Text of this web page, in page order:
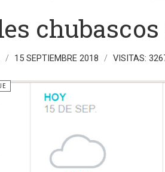
15 SEPTIEMBRE 2018 VISITAS: